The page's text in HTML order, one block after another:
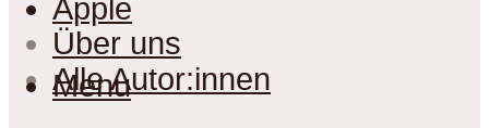
Apple
Menu
Über uns
Alle Autor:innen